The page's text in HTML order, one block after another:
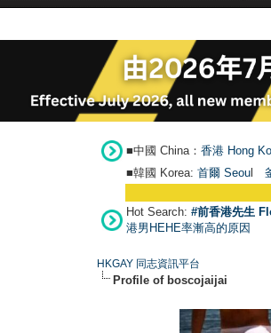
■中國 China： 香港 Hong
■韓國 Korea: 首爾 Seou
Hot Search: #前香港先生
港男HEHE率漸高的原因
HKGAY 同志資訊平台
Profile of boscojaijai